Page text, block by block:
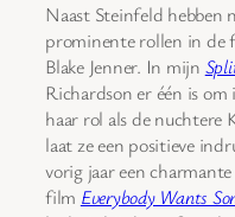
Naast Steinfeld hebben
prominente rollen in de
Blake Jenner. In mijn
Richardson er één is
haar rol als de nuchtere
laat ze een positieve
vorig jaar een
film Everybody Wants